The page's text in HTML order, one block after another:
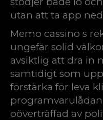
utan att ta app
Memo cassino s
ungefär solid
avsiktlig att dra in
samtidigt som
förstärka för leva
oöverträffad av